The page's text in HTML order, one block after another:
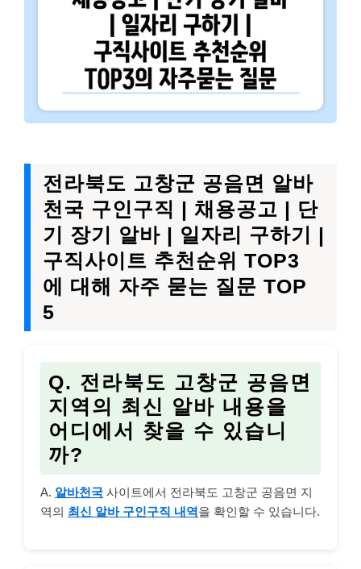
전라북도 고창군 공음면 알바
천국 구인구직 | 채용공고 | 단
기 장기 알바 | 일자리 구하기 |
구직사이트 추천순위 TOP3
에 대해 자주 묻는 질문 TOP
5
Q. 전라북도 고창군 공음면
지역의 최신 알바 내용을
어디에서 찾을 수 있습니
까?
A. 알바천국 사이트에서 전라북도 고창군 공음면 지
역의 최신 알바 구인구직 내역을 확인할 수 있습니다.